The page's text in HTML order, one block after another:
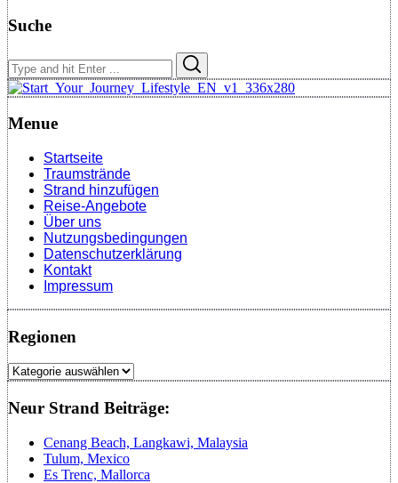
Suche
Search
for:
Menue
Startseite
Traumstrände
Strand hinzufügen
Reise-Angebote
Über uns
Nutzungsbedingungen
Datenschutzerklärung
Kontakt
Impressum
Regionen
Regionen
Neur Strand Beiträge:
Cenang Beach, Langkawi, Malaysia
Tulum, Mexico
Es Trenc, Mallorca